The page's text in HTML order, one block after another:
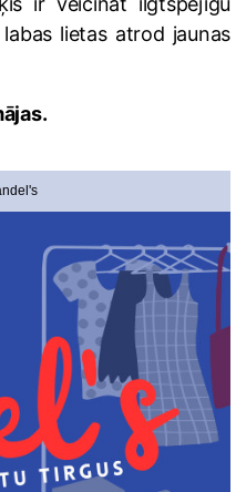
lietas atrod jaunas